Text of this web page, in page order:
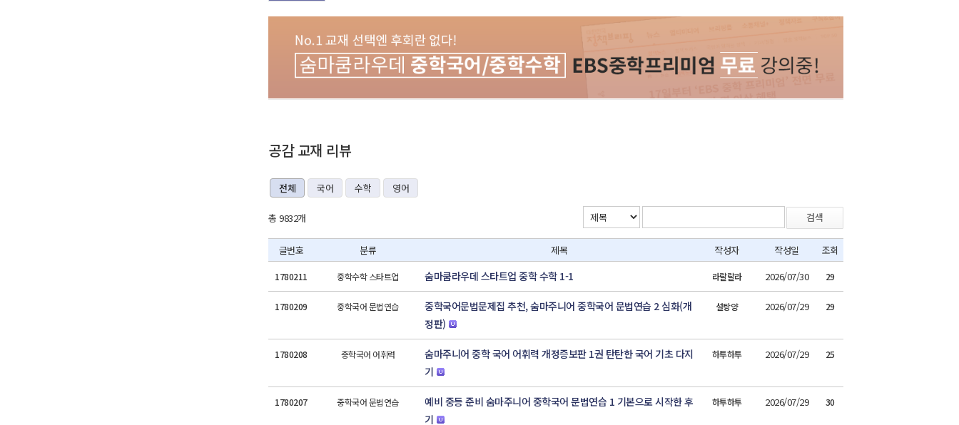
공감 교재 리뷰
전체 국어 수학 영어
총 9832개 검색
글번호 분류 제목 작성자 작성일 조회
1780211 중학수학 스타트업 숨마쿰라우데 스타트업 중학 수학 1-1 라랄랄라 2026/07/30 29
1780209 중학국어 문법연습
중학국어문법문제집 추천, 숨마주니어 중학국어 문법연습 2 심화(개
정판)
설탕양 2026/07/29 29
1780208 중학국어 어휘력
숨마주니어 중학 국어 어휘력 개정증보판 1권 탄탄한 국어 기초 다지
기
하투하투 2026/07/29 25
1780207 중학국어 문법연습
예비 중등 준비 숨마주니어 중학국어 문법연습 1 기본으로 시작한 후
기
하투하투 2026/07/29 30